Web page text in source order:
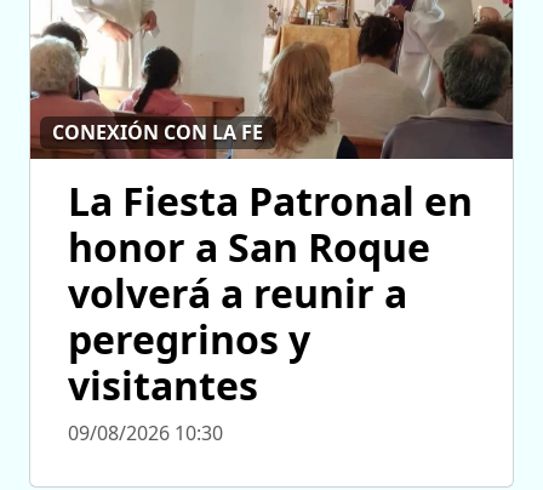
CONEXIÓN CON LA FE
La Fiesta Patronal en
honor a San Roque
volverá a reunir a
peregrinos y
visitantes
09/08/2026 10:30